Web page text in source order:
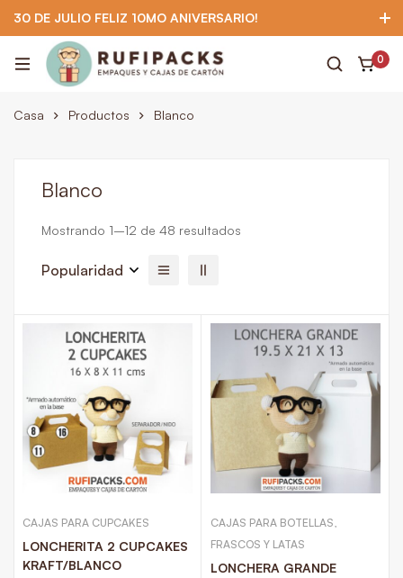
30 DE JULIO FELIZ 10MO ANIVERSARIO!
922 295 403
0
Casa Productos Blanco
Blanco
Mostrando 1–12 de 48 resultados
Popularidad
CAJAS PARA CUPCAKES
LONCHERITA 2 CUPCAKES
KRAFT/BLANCO
CAJAS PARA BOTELLAS,
FRASCOS Y LATAS
LONCHERA GRANDE